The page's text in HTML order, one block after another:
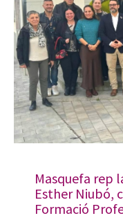
Masquefa rep
Esther Niubó,
Formació